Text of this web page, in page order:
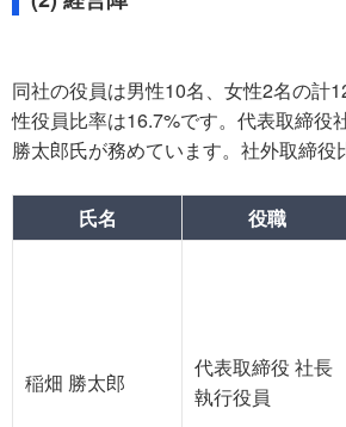
同社の役員は男性10名、女性2名の計
性役員比率は16.7%です。代表取締役
勝太郎氏が務めています。社外取締役
氏名 役職
稲畑 勝太郎
代表取締役 社長
執行役員